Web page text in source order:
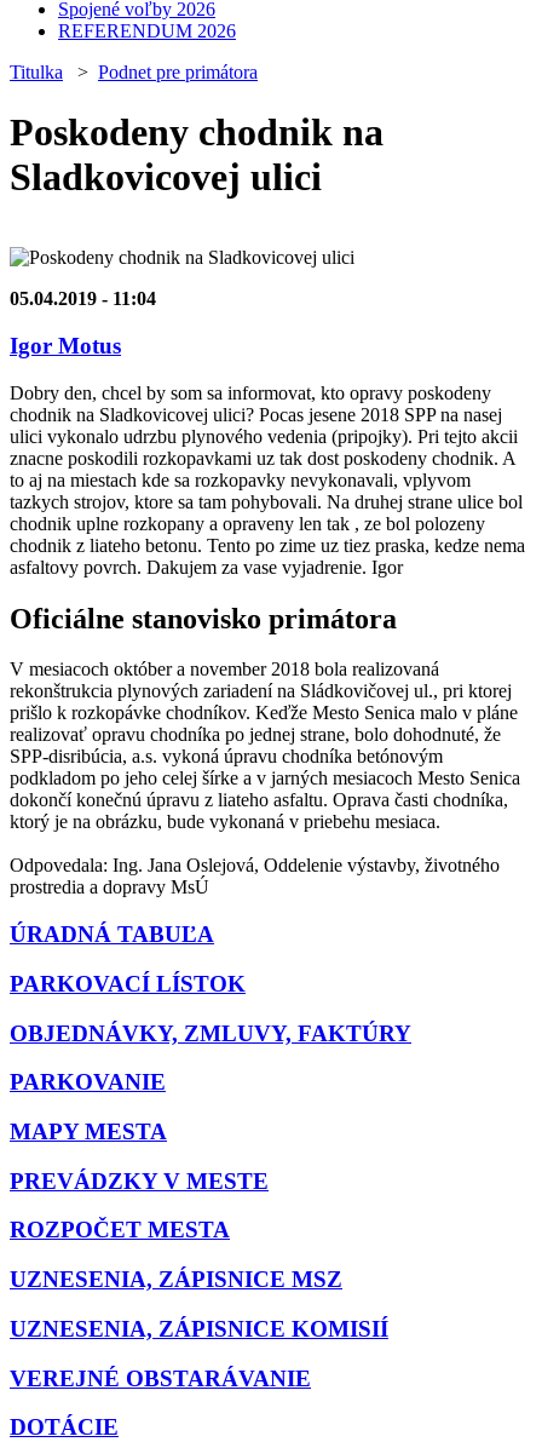
Spojené voľby 2026
REFERENDUM 2026
Titulka > Podnet pre primátora
Poskodeny chodnik na
Sladkovicovej ulici
05.04.2019 - 11:04
Igor Motus
Dobry den, chcel by som sa informovat, kto opravy poskodeny
chodnik na Sladkovicovej ulici? Pocas jesene 2018 SPP na nasej
ulici vykonalo udrzbu plynového vedenia (pripojky). Pri tejto akcii
znacne poskodili rozkopavkami uz tak dost poskodeny chodnik. A
to aj na miestach kde sa rozkopavky nevykonavali, vplyvom
tazkych strojov, ktore sa tam pohybovali. Na druhej strane ulice bol
chodnik uplne rozkopany a opraveny len tak , ze bol polozeny
chodnik z liateho betonu. Tento po zime uz tiez praska, kedze nema
asfaltovy povrch. Dakujem za vase vyjadrenie. Igor
Oficiálne stanovisko primátora
V mesiacoch október a november 2018 bola realizovaná
rekonštrukcia plynových zariadení na Sládkovičovej ul., pri ktorej
prišlo k rozkopávke chodníkov. Keďže Mesto Senica malo v pláne
realizovať opravu chodníka po jednej strane, bolo dohodnuté, že
SPP-disribúcia, a.s. vykoná úpravu chodníka betónovým
podkladom po jeho celej šírke a v jarných mesiacoch Mesto Senica
dokončí konečnú úpravu z liateho asfaltu. Oprava časti chodníka,
ktorý je na obrázku, bude vykonaná v priebehu mesiaca.
Odpovedala: Ing. Jana Oslejová, Oddelenie výstavby, životného
prostredia a dopravy MsÚ
ÚRADNÁ TABUĽA
PARKOVACÍ LÍSTOK
OBJEDNÁVKY, ZMLUVY, FAKTÚRY
PARKOVANIE
MAPY MESTA
PREVÁDZKY V MESTE
ROZPOČET MESTA
UZNESENIA, ZÁPISNICE MSZ
UZNESENIA, ZÁPISNICE KOMISIÍ
VEREJNÉ OBSTARÁVANIE
DOTÁCIE